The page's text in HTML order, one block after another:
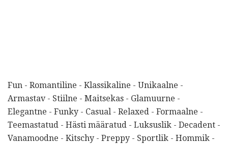
Fun - Romantiline - Klassikaline - Unikaalne -
Armastav - Stiilne - Maitsekas - Glamuurne -
Elegantne - Funky - Casual - Relaxed - Formaalne -
Teemastatud - Hästi määratud - Luksuslik - Decadent -
Vanamoodne - Kitschy - Preppy - Sportlik - Hommik -